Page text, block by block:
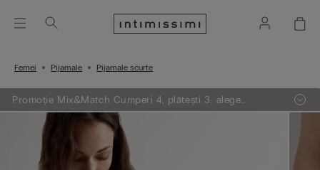
Femei Pijamale Pijamale scurte
Promoție Mix&Match Cumperi 4, plătești 3: alege
articolele preferate din tricotaje, pijamale și furouri,
adaugă 4 în coșul de cumpărături și plătești doar 3.